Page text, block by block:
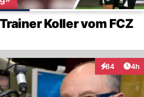
Koller vom FCZ
84
Interaktionen
4h